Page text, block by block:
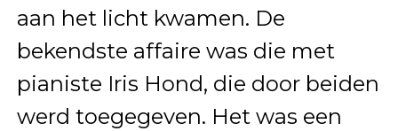
aan het licht kwamen. De
bekendste affaire was die met
pianiste Iris Hond, die door beiden
werd toegegeven. Het was een